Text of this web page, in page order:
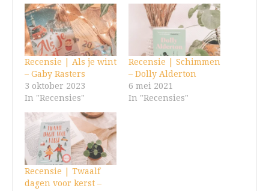
Recensie | Als je wint
– Gaby Rasters
3 oktober 2023
In "Recensies"
Recensie | Schimmen
– Dolly Alderton
6 mei 2021
In "Recensies"
Recensie | Twaalf
dagen voor kerst –